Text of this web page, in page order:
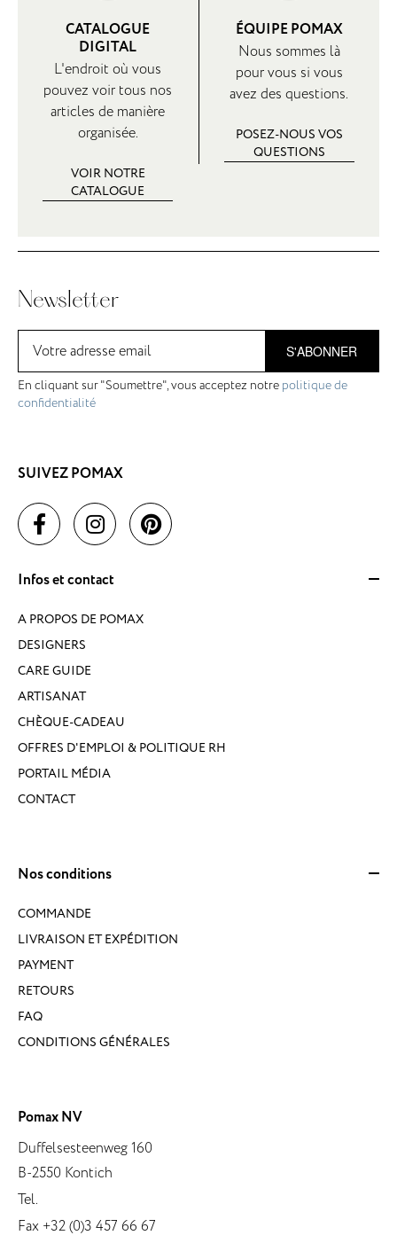
CATALOGUE
DIGITAL
L'endroit où vous
pouvez voir tous nos
articles de manière
organisée.
VOIR NOTRE
CATALOGUE
ÉQUIPE POMAX
Nous sommes là
pour vous si vous
avez des questions.
POSEZ-NOUS VOS
QUESTIONS
Newsletter
S'ABONNER
En cliquant sur "Soumettre", vous acceptez notre politique de
confidentialité
SUIVEZ POMAX
Infos et contact
A PROPOS DE POMAX
DESIGNERS
CARE GUIDE
ARTISANAT
CHÈQUE-CADEAU
OFFRES D'EMPLOI & POLITIQUE RH
PORTAIL MÉDIA
CONTACT
Nos conditions
COMMANDE
LIVRAISON ET EXPÉDITION
PAYMENT
RETOURS
FAQ
CONDITIONS GÉNÉRALES
Pomax NV
Duffelsesteenweg 160
B-2550 Kontich
Tel.
Fax +32 (0)3 457 66 67